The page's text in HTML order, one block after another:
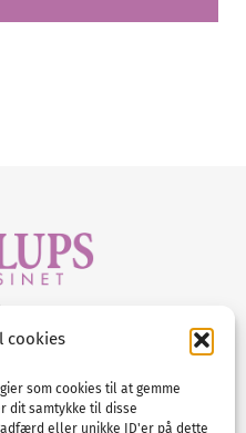
cookies
som cookies til at gemme
dit samtykke til disse
eller unikke ID'er på dette